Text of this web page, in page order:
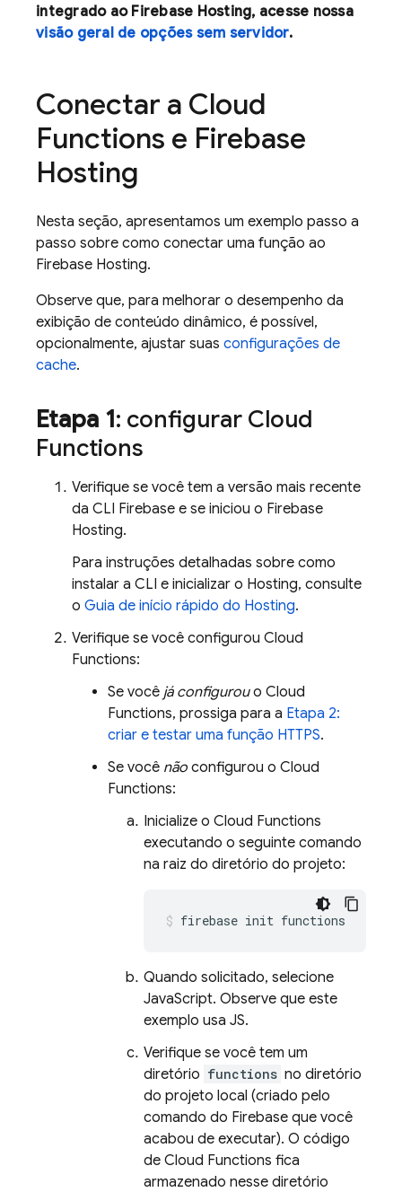
integrado ao Firebase Hosting, acesse nossa
visão geral de opções sem servidor.
Conectar a Cloud
Functions e Firebase
Hosting
Nesta seção, apresentamos um exemplo passo a
passo sobre como conectar uma função ao
Firebase Hosting.
Observe que, para melhorar o desempenho da
exibição de conteúdo dinâmico, é possível,
opcionalmente, ajustar suas configurações de
cache.
Etapa 1: configurar Cloud
Functions
Verifique se você tem a versão mais recente
da CLI Firebase e se iniciou o Firebase
Hosting.
Para instruções detalhadas sobre como
instalar a CLI e inicializar o Hosting, consulte
o Guia de início rápido do Hosting.
Verifique se você configurou Cloud
Functions:
Se você já configurouo Cloud
Functions, prossiga para a Etapa 2:
criar e testar uma função HTTPS.
Se você não configurou o Cloud
Functions:
Inicialize o Cloud Functions
executando o seguinte comando
na raiz do diretório do projeto:
firebase init functions
Quando solicitado, selecione
JavaScript. Observe que este
exemplo usa JS.
Verifique se você tem um
diretório functions no diretório
do projeto local (criado pelo
comando do Firebase que você
acabou de executar). O código
de Cloud Functions fica
armazenado nesse diretório